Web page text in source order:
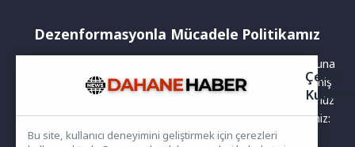
Dezenformasyonla Mücadele Politikamız
Yayınlanan haberler doğruluk ilkesi gözetilerek hazırlanır. Buna
rağmen bazı içeriklerde eksik, hatalı veya güncelliğini yitirmiş
bilgiler bulunabilir.Yanlış veya yanıltıcı olduğunu düşündüğünüz
haberleri aşağıdaki iletişim kanallarından bize bildirebilirsiniz:
Çerez
Bu site, kullanıcı deneyimini geliştirmek için çerezleri